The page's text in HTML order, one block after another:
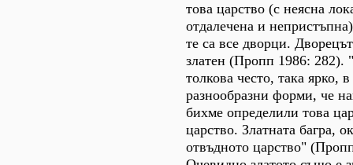
това царство (с неясна
отдалечена и
те са все дворци.
златен (Пропп 1986: 282).
толкова често, така ярко,
разнообразни форми, че
бихме определили това
царство. Златната багра,
отвъдното царство"